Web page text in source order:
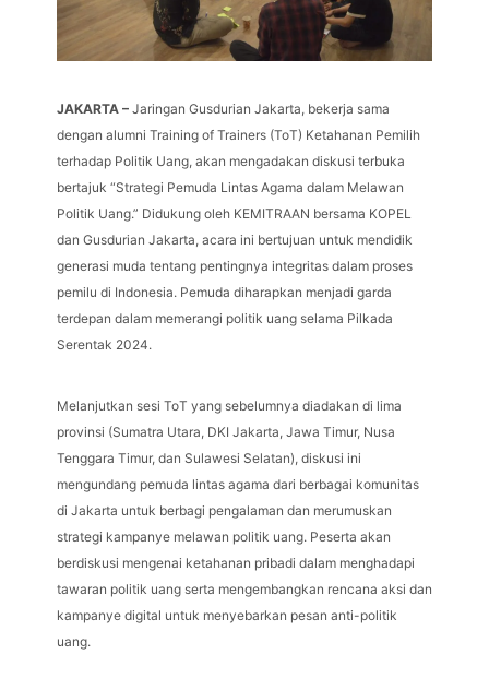
JAKARTA – Jaringan Gusdurian Jakarta, bekerja sama
dengan alumni Training of Trainers (ToT) Ketahanan Pemilih
terhadap Politik Uang, akan mengadakan diskusi terbuka
bertajuk “Strategi Pemuda Lintas Agama dalam Melawan
Politik Uang.” Didukung oleh KEMITRAAN bersama KOPEL
dan Gusdurian Jakarta, acara ini bertujuan untuk mendidik
generasi muda tentang pentingnya integritas dalam proses
pemilu di Indonesia. Pemuda diharapkan menjadi garda
terdepan dalam memerangi politik uang selama Pilkada
Serentak 2024.
Melanjutkan sesi ToT yang sebelumnya diadakan di lima
provinsi (Sumatra Utara, DKI Jakarta, Jawa Timur, Nusa
Tenggara Timur, dan Sulawesi Selatan), diskusi ini
mengundang pemuda lintas agama dari berbagai komunitas
di Jakarta untuk berbagi pengalaman dan merumuskan
strategi kampanye melawan politik uang. Peserta akan
berdiskusi mengenai ketahanan pribadi dalam menghadapi
tawaran politik uang serta mengembangkan rencana aksi dan
kampanye digital untuk menyebarkan pesan anti-politik
uang.